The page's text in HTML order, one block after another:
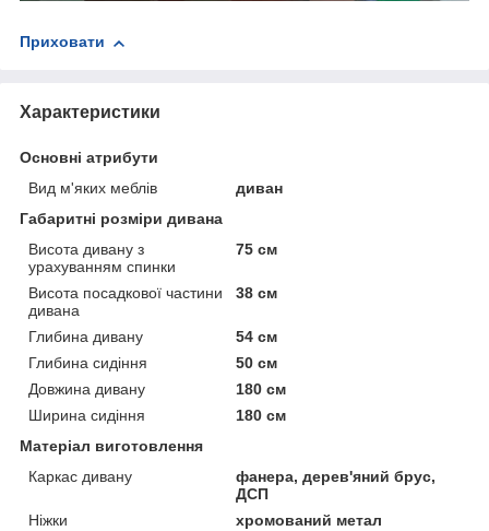
Приховати
Характеристики
Основні атрибути
Вид м'яких меблів
диван
Габаритні розміри дивана
Висота дивану з
урахуванням спинки
75 см
Висота посадкової частини
дивана
38 см
Глибина дивану
54 см
Глибина сидіння
50 см
Довжина дивану
180 см
Ширина сидіння
180 см
Матеріал виготовлення
Каркас дивану
фанера, дерев'яний брус,
ДСП
Ніжки
хромований метал